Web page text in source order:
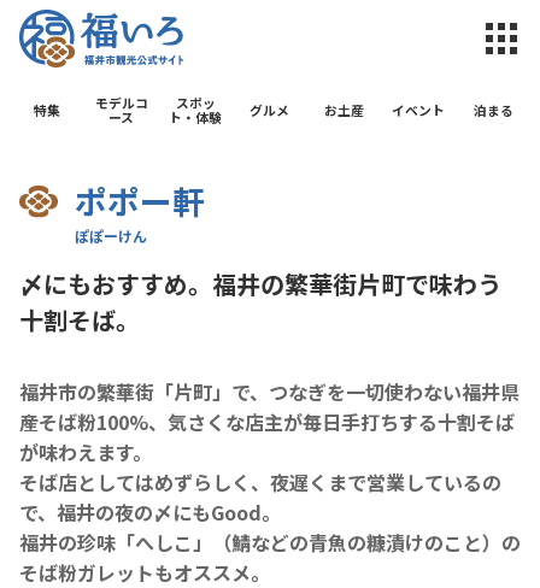
福井市観光
特集
モデルコ
ース
スポッ
ト・体験
グルメ お土産 イベント 泊まる
ポポー軒
〆にもおすすめ。福井の繁華街片町で味わう
十割そば。
福井市の繁華街「片町」で、つなぎを一切使わない福井県
産そば粉100%、気さくな店主が毎日手打ちする十割そば
が味わえます。
そば店としてはめずらしく、夜遅くまで営業しているの
で、福井の夜の〆にもGood。
福井の珍味「へしこ」（鯖などの青魚の糠漬けのこと）の
そば粉ガレットもオススメ。